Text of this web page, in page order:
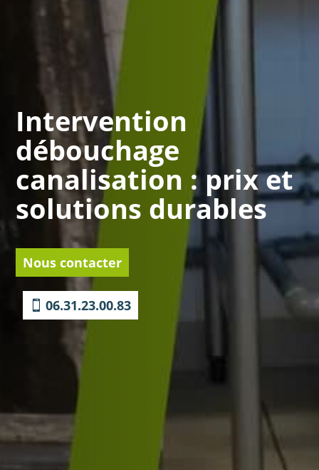
Intervention
débouchage
canalisation : prix et
solutions durables
Nous contacter
06.31.23.00.83